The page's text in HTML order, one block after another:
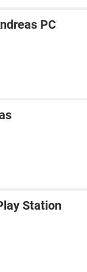
PC
Station